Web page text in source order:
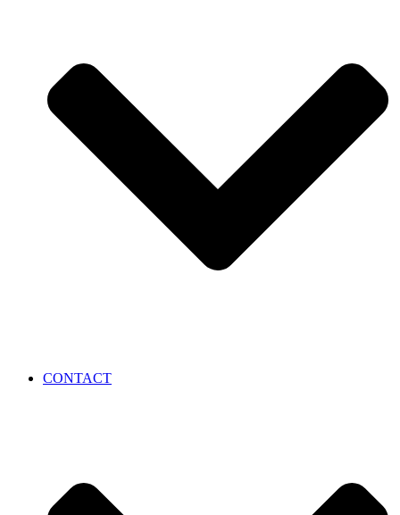
CONTACT